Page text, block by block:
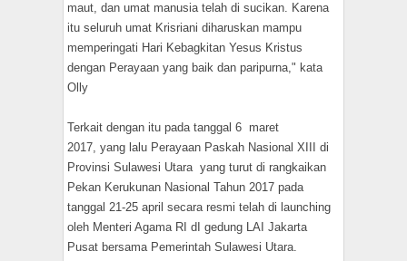
maut, dan umat manusia telah di sucikan. Karena
itu seluruh umat Krisriani diharuskan mampu
memperingati Hari Kebagkitan Yesus Kristus
dengan Perayaan yang baik dan paripurna," kata
Olly
Terkait dengan itu pada tanggal 6 maret
2017, yang lalu Perayaan Paskah Nasional XIII di
Provinsi Sulawesi Utara yang turut di rangkaikan
Pekan Kerukunan Nasional Tahun 2017 pada
tanggal 21-25 april secara resmi telah di launching
oleh Menteri Agama RI dI gedung LAI Jakarta
Pusat bersama Pemerintah Sulawesi Utara.